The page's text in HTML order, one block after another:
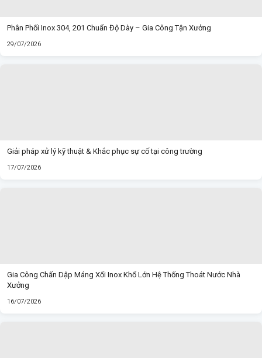
Phân Phối Inox 304, 201 Chuẩn Độ Dày – Gia Công Tận Xưởng
29/07/2026
Giải pháp xử lý kỹ thuật & Khắc phục sự cố tại công trường
17/07/2026
Gia Công Chấn Dập Máng Xối Inox Khổ Lớn Hệ Thống Thoát Nước Nhà
Xưởng
16/07/2026